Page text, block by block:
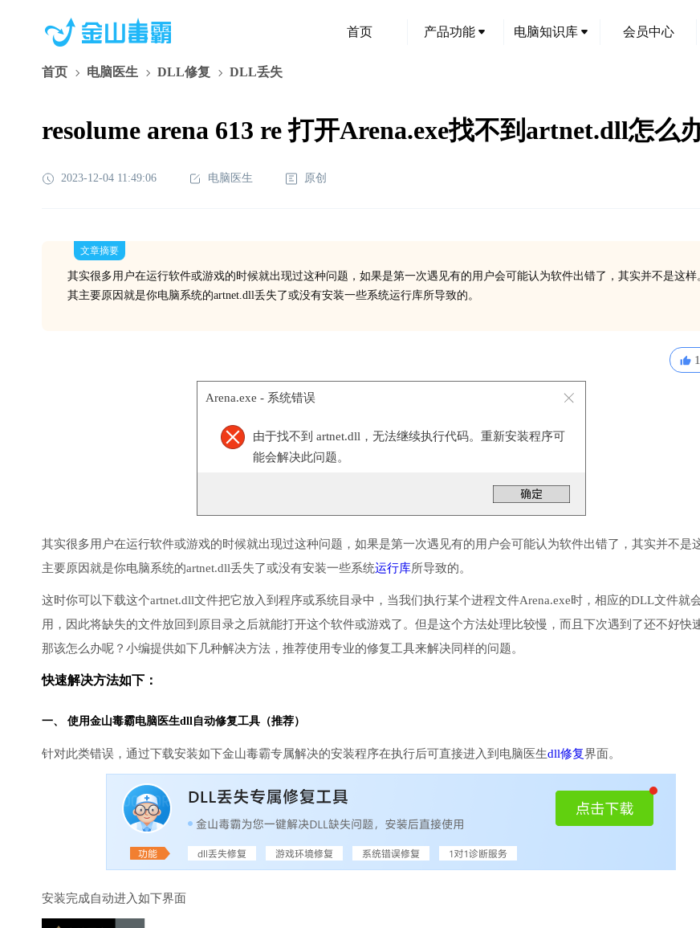
首页 产品功能 电脑知识库 会员中心
首页 电脑医生 DLL修复 DLL丢失
resolume arena 613 re 打开Arena.exe找不到artnet.dll怎么
2023-12-04 11:49:06 电脑医生 原创
文章摘要
其实很多用户在运行软件或游戏的时候就出现过这种问题，如果是第一次遇见有的用户会可能认为软件出错了，其实并不是这样
其主要原因就是你电脑系统的artnet.dll丢失了或没有安装一些系统运行库所导致的。
Arena.exe - 系统错误
由于找不到 artnet.dll，无法继续执行代码。重新安装程序可
能会解决此问题。
其实很多用户在运行软件或游戏的时候就出现过这种问题，如果是第一次遇见有的用户会可能认为软件出错了，其实并不是
主要原因就是你电脑系统的artnet.dll丢失了或没有安装一些系统运行库所导致的。
这时你可以下载这个artnet.dll文件把它放入到程序或系统目录中，当我们执行某个进程文件Arena.exe时，相应的DLL文件就
用，因此将缺失的文件放回到原目录之后就能打开这个软件或游戏了。但是这个方法处理比较慢，而且下次遇到了还不好快
那该怎么办呢？小编提供如下几种解决方法，推荐使用专业的修复工具来解决同样的问题。
快速解决方法如下：
一、 使用金山毒霸电脑医生dll自动修复工具（推荐）
针对此类错误，通过下载安装如下金山毒霸专属解决的安装程序在执行后可直接进入到电脑医生dll修复界面。
安装完成自动进入如下界面